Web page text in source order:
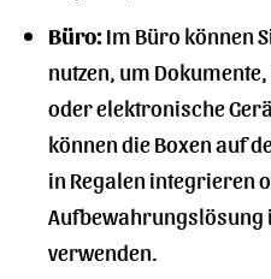
Büro:Im Büro können
nutzen, um
oder elektronische
können die Boxen auf
in Regalen integrieren
Aufbewahrungslösung
verwenden.